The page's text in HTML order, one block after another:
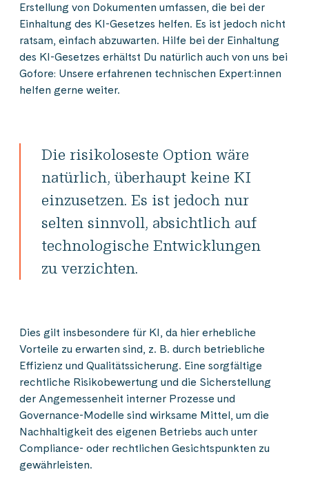
Erstellung von Dokumenten umfassen, die bei der
Einhaltung des KI-Gesetzes helfen. Es ist jedoch nicht
ratsam, einfach abzuwarten. Hilfe bei der Einhaltung
des KI-Gesetzes erhältst Du natürlich auch von uns bei
Gofore: Unsere erfahrenen technischen Expert:innen
helfen gerne weiter.
Die risikoloseste Option wäre
natürlich, überhaupt keine KI
einzusetzen. Es ist jedoch nur
selten sinnvoll, absichtlich auf
technologische Entwicklungen
zu verzichten.
Dies gilt insbesondere für KI, da hier erhebliche
Vorteile zu erwarten sind, z. B. durch betriebliche
Effizienz und Qualitätssicherung. Eine sorgfältige
rechtliche Risikobewertung und die Sicherstellung
der Angemessenheit interner Prozesse und
Governance-Modelle sind wirksame Mittel, um die
Nachhaltigkeit des eigenen Betriebs auch unter
Compliance- oder rechtlichen Gesichtspunkten zu
gewährleisten.